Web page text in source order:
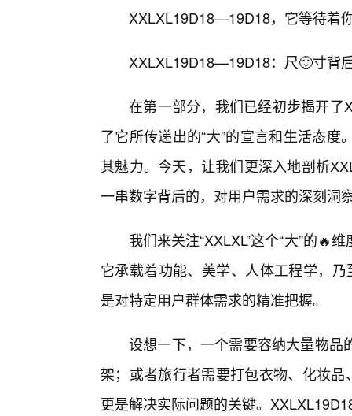
XXLXL19D18—19D18，它等待着
XXLXL19D18—19D18：尺🙂寸背
在第一部分，我们已经初步揭开
了它所传递出的“大”的宣言和生活态
其魅力。今天，让我们更深入地剖析
一串数字背后的，对用户需求的深刻洞
我们来关注“XXLXL”这个“大”的🔥
它承载着功能、美学、人体工程学，乃
是对特定用户群体需求的精准把握。
设想一下，一个需要容纳大量物品
架；或者旅行者需要打包衣物、化妆
更是解决实际问题的关键。